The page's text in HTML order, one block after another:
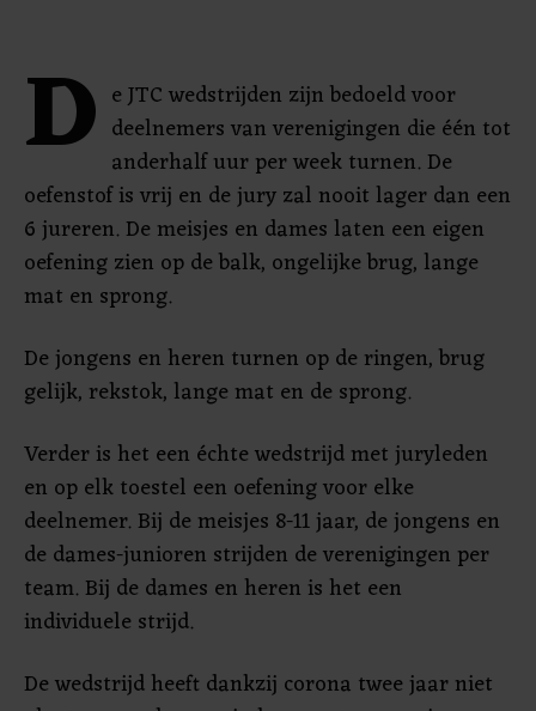
D e JTC wedstrijden zijn bedoeld voor
deelnemers van verenigingen die één tot
anderhalf uur per week turnen. De
oefenstof is vrij en de jury zal nooit lager dan een
6 jureren. De meisjes en dames laten een eigen
oefening zien op de balk, ongelijke brug, lange
mat en sprong.
De jongens en heren turnen op de ringen, brug
gelijk, rekstok, lange mat en de sprong.
Verder is het een échte wedstrijd met juryleden
en op elk toestel een oefening voor elke
deelnemer. Bij de meisjes 8-11 jaar, de jongens en
de dames-junioren strijden de verenigingen per
team. Bij de dames en heren is het een
individuele strijd.
De wedstrijd heeft dankzij corona twee jaar niet